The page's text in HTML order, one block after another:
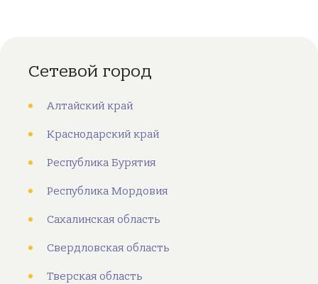
Сетевой город
Алтайский край
Краснодарский край
Республика Бурятия
Республика Мордовия
Сахалинская область
Свердловская область
Тверская область